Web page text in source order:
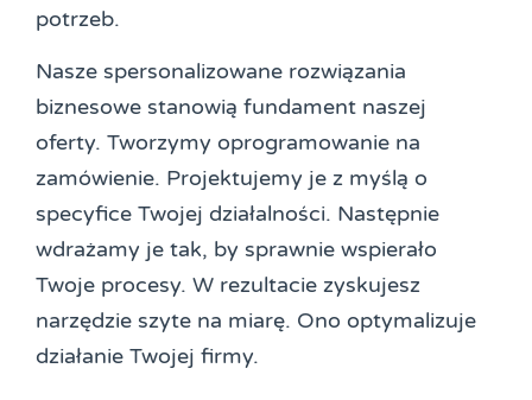
potrzeb.
Nasze spersonalizowane rozwiązania
biznesowe stanowią fundament naszej
oferty. Tworzymy oprogramowanie na
zamówienie. Projektujemy je z myślą o
specyfice Twojej działalności. Następnie
wdrażamy je tak, by sprawnie wspierało
Twoje procesy. W rezultacie zyskujesz
narzędzie szyte na miarę. Ono optymalizuje
działanie Twojej firmy.